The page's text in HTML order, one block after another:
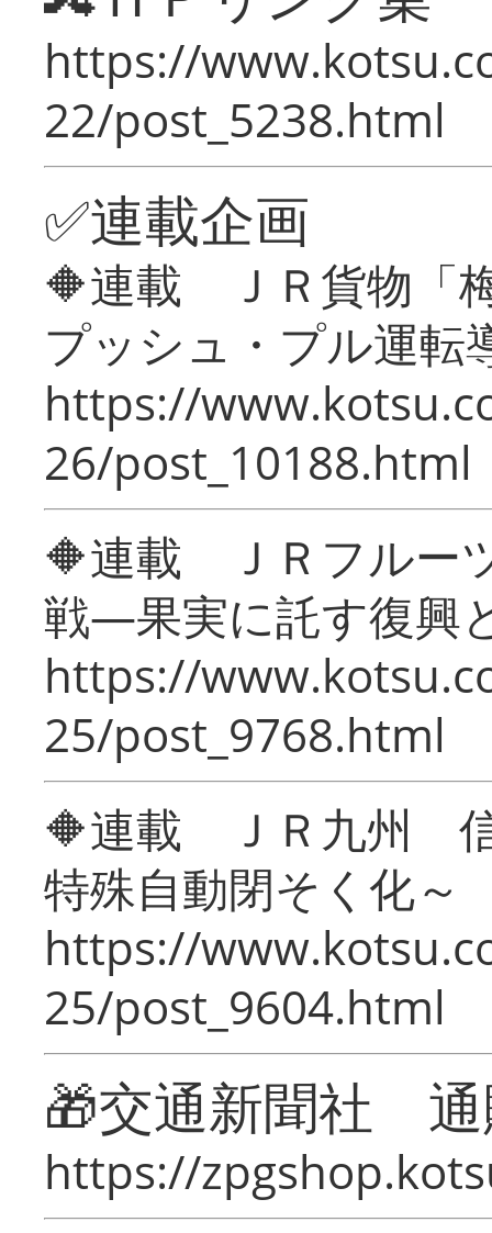
https://
22/post_5238.html
✅連載企画
🔶連載 ＪＲ貨物「
プッシュ・プル運転
https://
26/post_10188.html
🔶連載 ＪＲフルー
戦―果実に託す復興
https://
25/post_9768.html
🔶連載 ＪＲ九州 信
特殊自動閉そく化～
https://
25/post_9604.html
🎁交通新聞社
https://